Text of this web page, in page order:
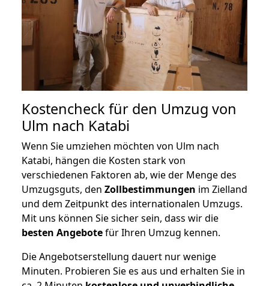
Kostencheck für den Umzug von
Ulm nach Katabi
Wenn Sie umziehen möchten von Ulm nach
Katabi, hängen die Kosten stark von
verschiedenen Faktoren ab, wie der Menge des
Umzugsguts, den Zollbestimmungen im Zielland
und dem Zeitpunkt des internationalen Umzugs.
Mit uns können Sie sicher sein, dass wir die
besten Angebotefür Ihren Umzug kennen.
Die Angebotserstellung dauert nur wenige
Minuten. Probieren Sie es aus und erhalten Sie in